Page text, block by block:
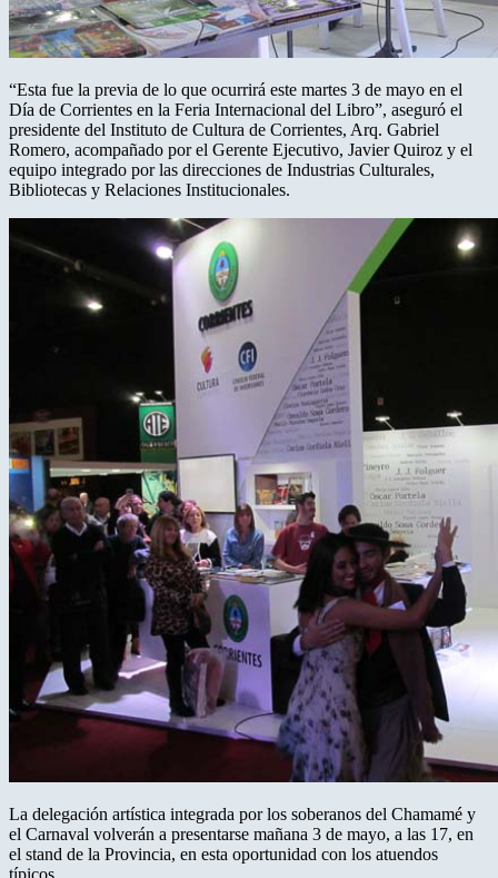
“Esta fue la previa de lo que ocurrirá este martes 3 de mayo en el
Día de Corrientes en la Feria Internacional del Libro”, aseguró el
presidente del Instituto de Cultura de Corrientes, Arq. Gabriel
Romero, acompañado por el Gerente Ejecutivo, Javier Quiroz y el
equipo integrado por las direcciones de Industrias Culturales,
Bibliotecas y Relaciones Institucionales.
La delegación artística integrada por los soberanos del Chamamé y
el Carnaval volverán a presentarse mañana 3 de mayo, a las 17, en
el stand de la Provincia, en esta oportunidad con los atuendos